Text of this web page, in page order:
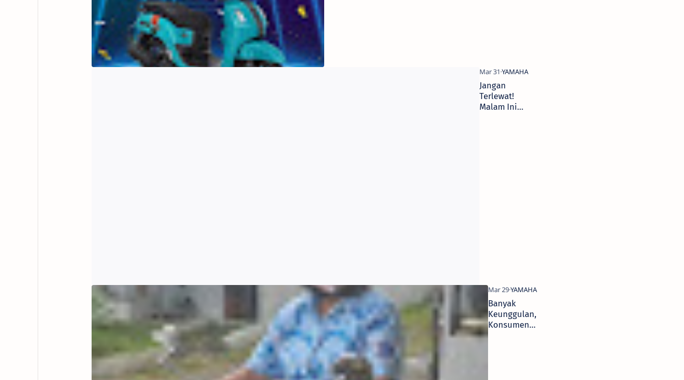
Jangan
Terlewat!
Malam Ini
Banyak
Keunggulan,
Konsumen
Di Jawa